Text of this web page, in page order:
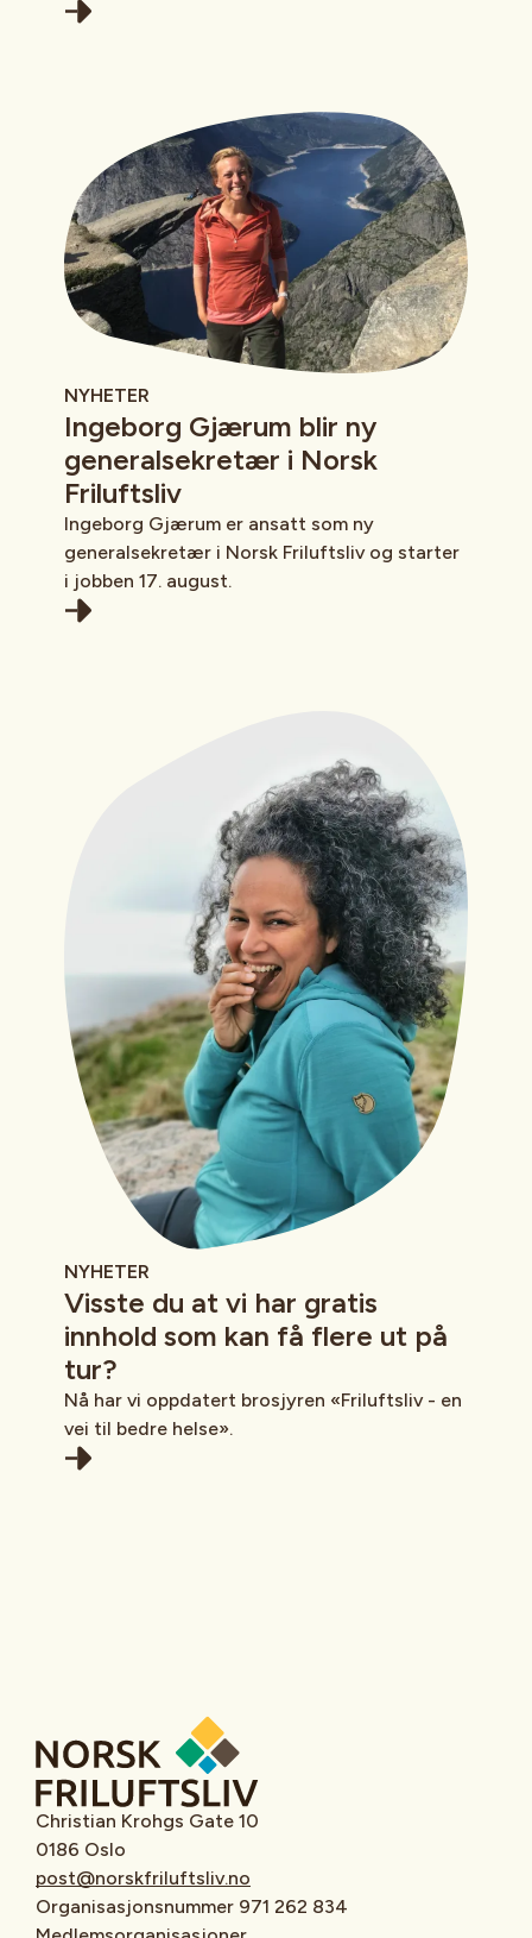
NYHETER
Ingeborg Gjærum blir ny
generalsekretær i Norsk
Friluftsliv
Ingeborg Gjærum er ansatt som ny
generalsekretær i Norsk Friluftsliv og starter
i jobben 17. august.
NYHETER
Visste du at vi har gratis
innhold som kan få flere ut på
tur?
Nå har vi oppdatert brosjyren «Friluftsliv - en
vei til bedre helse».
Christian Krohgs Gate 10
0186 Oslo
post@norskfriluftsliv.no
Organisasjonsnummer 971 262 834